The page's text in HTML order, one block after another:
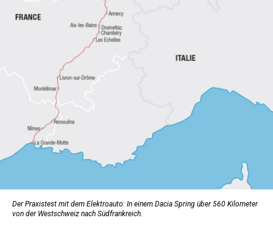
Der Praxistest mit dem Elektroauto: In einem Dacia Spring über 560 Kilometer
von der Westschweiz nach Südfrankreich.